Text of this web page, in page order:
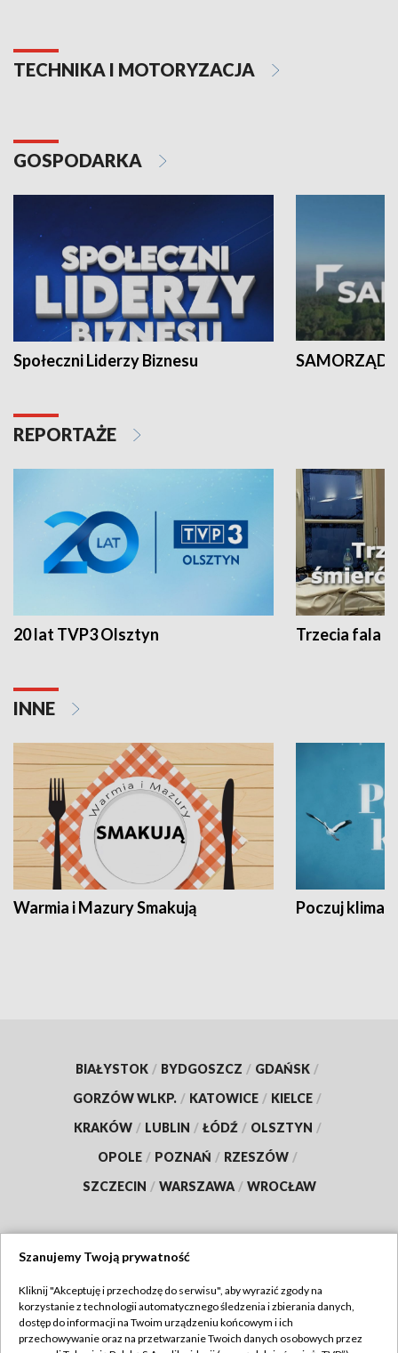
TECHNIKA I MOTORYZACJA
GOSPODARKA
Społeczni Liderzy Biznesu SAMORZĄD
REPORTAŻE
20 lat TVP3 Olsztyn Trzecia fala -
INNE
Warmia i Mazury Smakują Poczuj klimat
BIAŁYSTOK / BYDGOSZCZ / GDAŃSK /
GORZÓW WLKP. / KATOWICE / KIELCE /
KRAKÓW / LUBLIN / ŁÓDŹ / OLSZTYN /
OPOLE / POZNAŃ / RZESZÓW /
SZCZECIN / WARSZAWA / WROCŁAW
TVP
Abonament TVP
Regulamin TVP
Szanujemy Twoją prywatność
Kliknij "Akceptuję i przechodzę do serwisu", aby wyrazić zgody na
korzystanie z technologii automatycznego śledzenia i zbierania danych,
dostęp do informacji na Twoim urządzeniu końcowym i ich
przechowywanie oraz na przetwarzanie Twoich danych osobowych przez